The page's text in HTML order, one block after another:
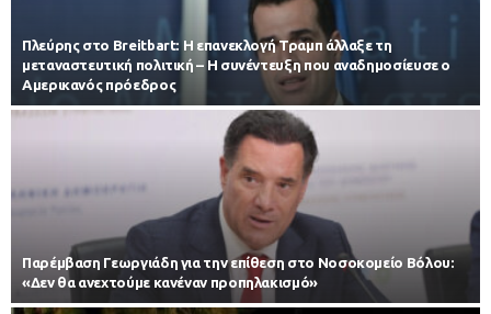
Πλεύρης στο Breitbart: Η επανεκλογή Τραμπ άλλαξε τη
μεταναστευτική πολιτική – Η συνέντευξη που αναδημοσίευσε ο
Αμερικανός πρόεδρος
Παρέμβαση Γεωργιάδη για την επίθεση στο Νοσοκομείο Βόλου:
«Δεν θα ανεχτούμε κανέναν προπηλακισμό»